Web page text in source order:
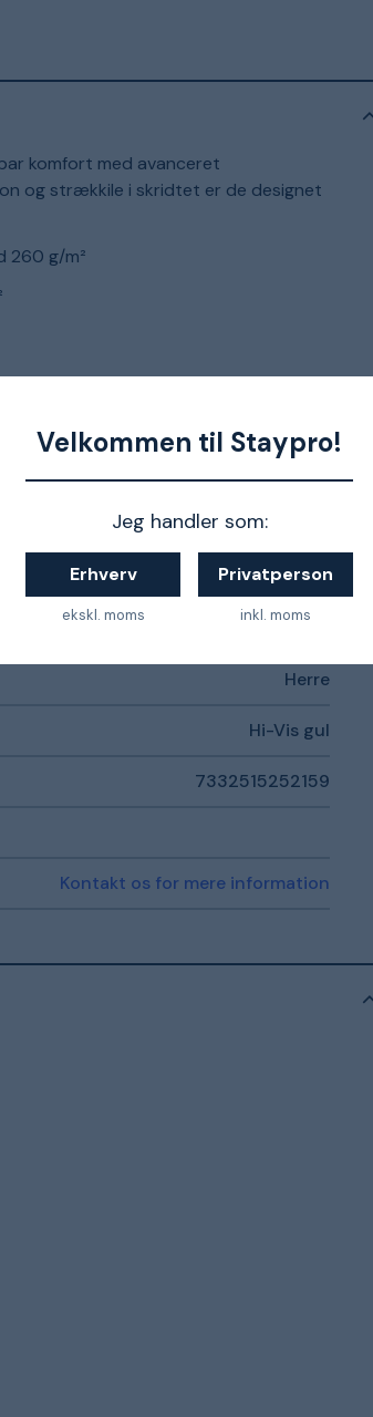
Velkommen til Staypro!
Jeg handler som:
Erhverv
ekskl. moms
Privatperson
inkl. moms
komfort med avanceret
og strækkile i skridtet er de designet
260 g/m²
vejledning om valg af størrelse
Snickers Workwear AllroundWork
Herre
Hi-Vis gul
7332515252159
Kontakt os for mere information